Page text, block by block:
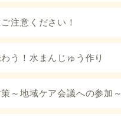
注意ください！
う！水まんじゅう作り
～地域ケア会議への参加～